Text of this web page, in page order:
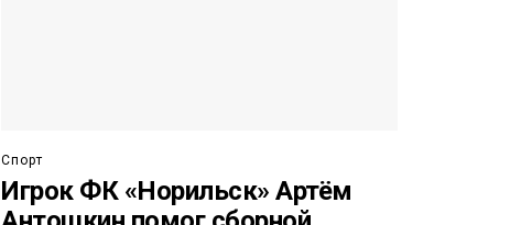
Спорт
Игрок ФК «Норильск» Артём